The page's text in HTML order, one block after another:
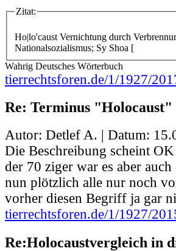
Zitat:
Ho|lo'caust Vernichtung durch
Nationalsozialismus; Sy Shoa [
Wahrig Deutsches Wörterbuch
tierrechtsforen.de/1/1927/
Re: Terminus "Holocaust"
Autor: Detlef A. | Datum:
Die Beschreibung scheint
der 70 ziger war es aber
nun plötzlich alle nur noch
vorher diesen Begriff ja gar
tierrechtsforen.de/1/1927/
Re:Holocaustvergleich in